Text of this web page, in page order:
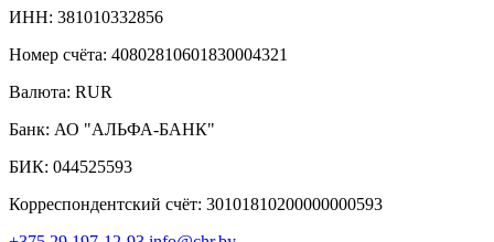
ИНН: 381010332856
Номер счёта: 40802810601830004321
Валюта: RUR
Банк: АО "АЛЬФА-БАНК"
БИК: 044525593
Корреспондентский счёт: 30101810200000000593